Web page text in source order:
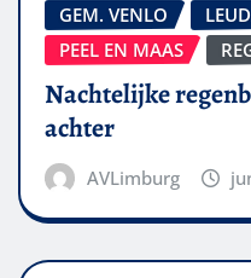
GEM. VENLO
PEEL EN MAAS
Nachtelijke
achter
AVLimburg